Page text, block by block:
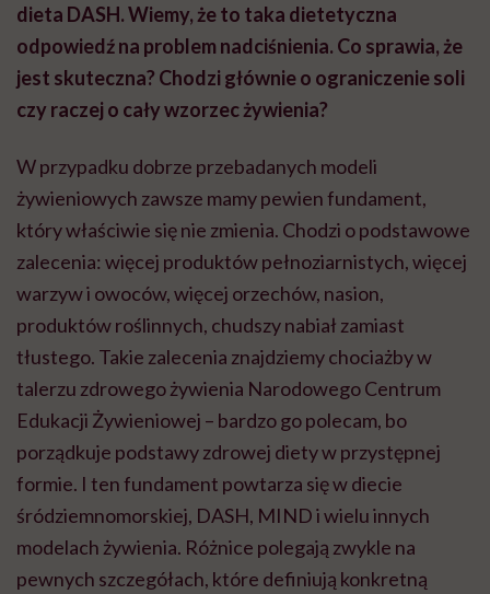
dieta DASH. Wiemy, że to taka dietetyczna
odpowiedź na problem nadciśnienia. Co sprawia, że
jest skuteczna? Chodzi głównie o ograniczenie soli
czy raczej o cały wzorzec żywienia?
W przypadku dobrze przebadanych modeli
żywieniowych zawsze mamy pewien fundament,
który właściwie się nie zmienia. Chodzi o podstawowe
zalecenia: więcej produktów pełnoziarnistych, więcej
warzyw i owoców, więcej orzechów, nasion,
produktów roślinnych, chudszy nabiał zamiast
tłustego. Takie zalecenia znajdziemy chociażby w
talerzu zdrowego żywienia Narodowego Centrum
Edukacji Żywieniowej – bardzo go polecam, bo
porządkuje podstawy zdrowej diety w przystępnej
formie. I ten fundament powtarza się w diecie
śródziemnomorskiej, DASH, MIND i wielu innych
modelach żywienia. Różnice polegają zwykle na
pewnych szczegółach, które definiują konkretną